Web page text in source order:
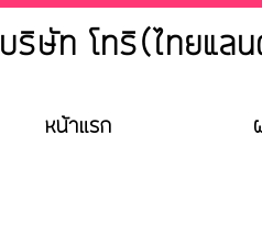
บริษัท โทริ(ไทยแล
หน้าแรก